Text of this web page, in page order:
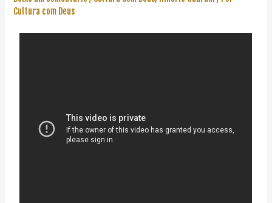
Cultura com Deus